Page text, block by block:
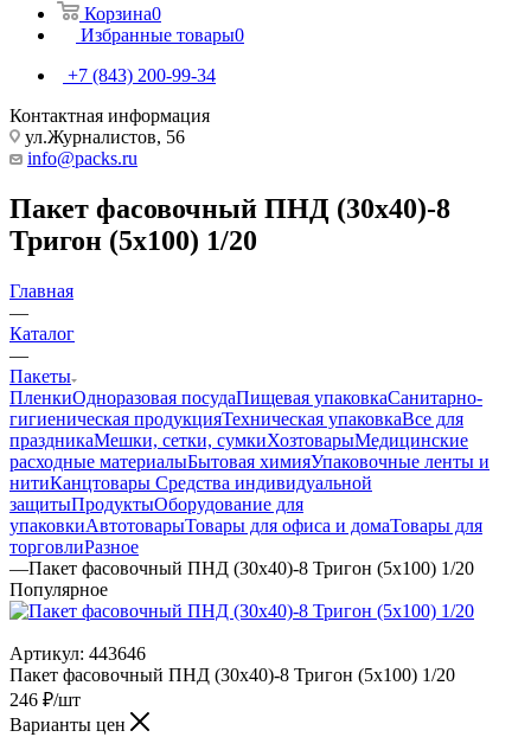
Корзина0
Избранные товары0
+7 (843) 200-99-34
Контактная информация
ул.Журналистов, 56
info@packs.ru
Пакет фасовочный ПНД (30х40)-8
Тригон (5х100) 1/20
Главная
—
Каталог
—
Пакеты
ПленкиОдноразовая посудаПищевая упаковкаСанитарно-
гигиеническая продукцияТехническая упаковкаВсе для
праздникаМешки, сетки, сумкиХозтоварыМедицинские
расходные материалыБытовая химияУпаковочные ленты и
нитиКанцтовары Средства индивидуальной
защитыПродуктыОборудование для
упаковкиАвтотоварыТовары для офиса и домаТовары для
торговлиРазное
—Пакет фасовочный ПНД (30х40)-8 Тригон (5х100) 1/20
Популярное
Артикул: 443646
Пакет фасовочный ПНД (30х40)-8 Тригон (5х100) 1/20
246 ₽/шт
Варианты цен